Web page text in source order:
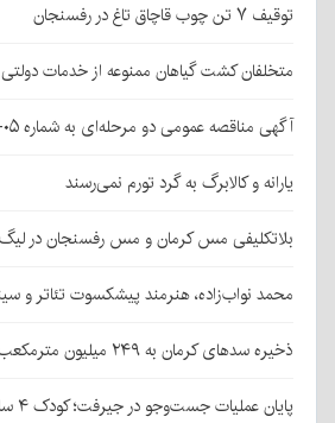
توقیف ۷ تن چوب قاچاق تاغ در رفسنجان
متخلفان کشت گیاهان ممنوعه از خدمات
آگهی مناقصه عمومی دو مرحله‌ای به شماره ۰۵-۱۴۰۵ (تجدید اول)
یارانه و کالابرگ به گرد تورم نمی‌رسند
بلاتکلیفی مس کرمان و مس رفسنجان در
محمد نواب‌زاده، هنرمند پیشکسوت تئاتر و
ذخیره سدهای کرمان به ۲۴۹ میلیون مترمکعب رسید
پایان عملیات جست‌وجو در جیرفت؛ کودک ۴ ساله دلفاردی پیدا شد